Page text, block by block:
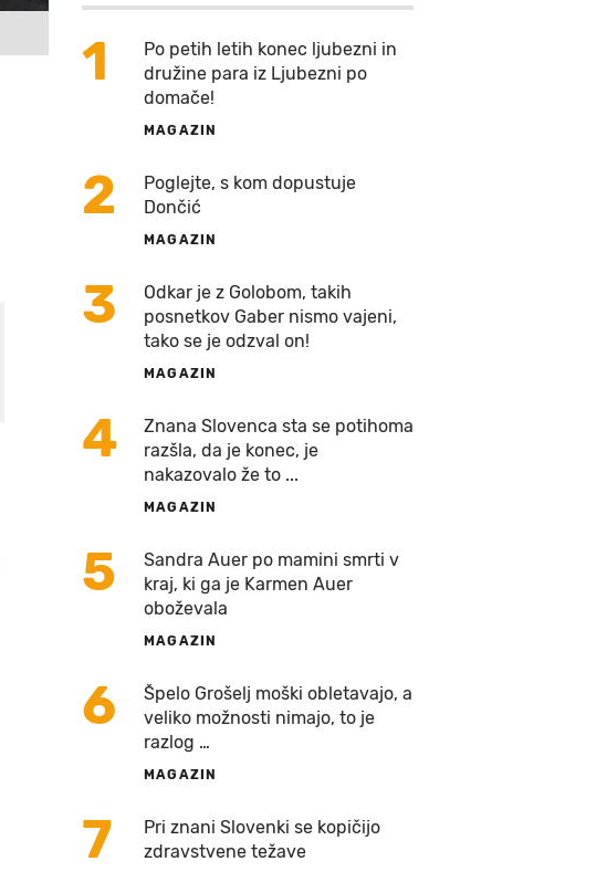
1
Po petih letih konec ljubezni in
družine para iz Ljubezni po
domače!
MAGAZIN
2
Poglejte, s kom dopustuje
Dončić
MAGAZIN
3
Odkar je z Golobom, takih
posnetkov Gaber nismo vajeni,
tako se je odzval on!
MAGAZIN
4
Znana Slovenca sta se potihoma
razšla, da je konec, je
nakazovalo že to ...
MAGAZIN
5
Sandra Auer po mamini smrti v
kraj, ki ga je Karmen Auer
oboževala
MAGAZIN
6
Špelo Grošelj moški obletavajo, a
veliko možnosti nimajo, to je
razlog …
MAGAZIN
7
Pri znani Slovenki se kopičijo
zdravstvene težave